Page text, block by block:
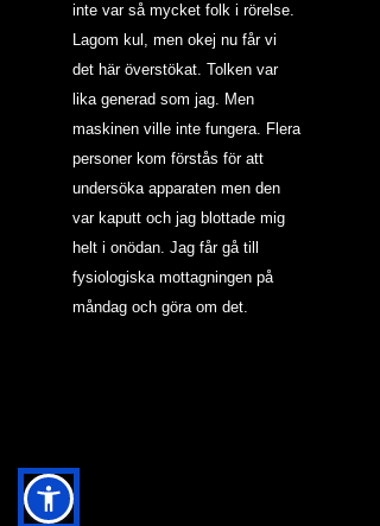
inte var så mycket folk i rörelse.
Lagom kul, men okej nu får vi
det här överstökat. Tolken var
lika generad som jag. Men
maskinen ville inte fungera. Flera
personer kom förstås för att
undersöka apparaten men den
var kaputt och jag blottade mig
helt i onödan. Jag får gå till
fysiologiska mottagningen på
måndag och göra om det.